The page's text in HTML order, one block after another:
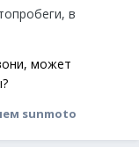
в
может
sunmoto